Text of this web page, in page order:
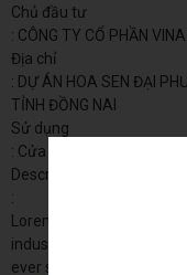
Chủ đầu tư
: CÔNG TY CỔ PHẦN
Địa chỉ
: DỰ ÁN HOA SEN ĐẠI
TỈNH ĐỒNG NAI
Sử dụng
: Cửa Nhựa An Tín
Description
:
Lorem Ipsum is simply
industry. Lorem Ipsum
ever since the 1500s,